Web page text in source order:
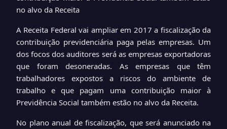
no alvo da Receita
A Receita Federal vai ampliar em 2017 a fiscalização da
contribuição previdenciária paga pelas empresas. Um
dos focos dos auditores será as empresas exportadoras
que foram desoneradas. As empresas que têm
trabalhadores expostos a riscos do ambiente de
trabalho e que pagam uma contribuição maior à
Previdência Social também estão no alvo da Receita.
No plano anual de fiscalização, que será anunciado na